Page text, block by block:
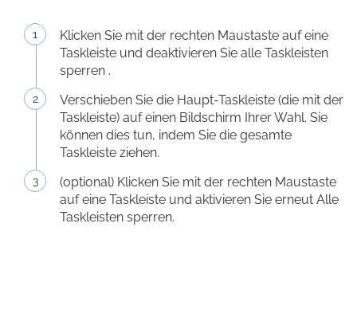
Klicken Sie mit der rechten Maustaste auf eine
Taskleiste und deaktivieren Sie alle Taskleisten
sperren .
Verschieben Sie die Haupt-Taskleiste (die mit der
Taskleiste) auf einen Bildschirm Ihrer Wahl. Sie
können dies tun, indem Sie die gesamte
Taskleiste ziehen.
(optional) Klicken Sie mit der rechten Maustaste
auf eine Taskleiste und aktivieren Sie erneut Alle
Taskleisten sperren.